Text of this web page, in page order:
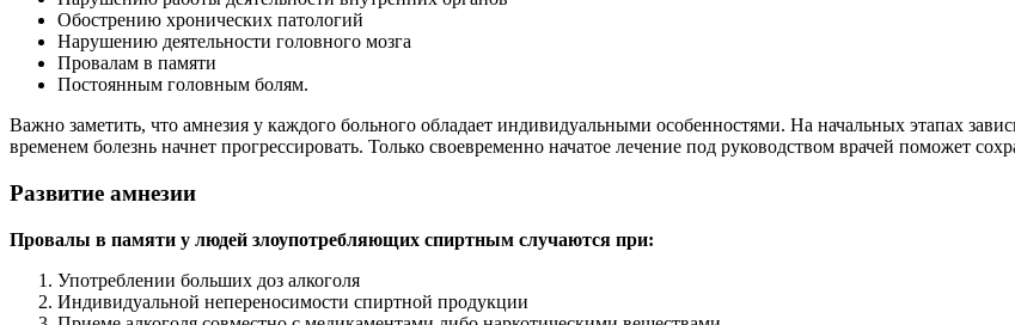
Обострению хронических патологий
Нарушению деятельности головного мозга
Провалам в памяти
Постоянным головным болям.
Важно заметить, что амнезия у каждого больного обладает индивидуальными особенностями. На начальных этапах
временем болезнь начнет прогрессировать. Только своевременно начатое лечение под руководством врачей поможет
Развитие амнезии
Провалы в памяти у людей злоупотребляющих спиртным случаются при:
Употреблении больших доз алкоголя
Индивидуальной непереносимости спиртной продукции